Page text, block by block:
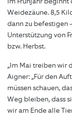
Weidezäune. 8,5
dann zu befestigen
Unterstützung von
bzw. Herbst.
„Im Mai treiben wir
Aigner: „Für den
müssen schauen,
Weg bleiben, dass
wir am Ende alle